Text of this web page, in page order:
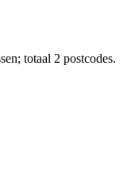
totaal 2 postcodes.